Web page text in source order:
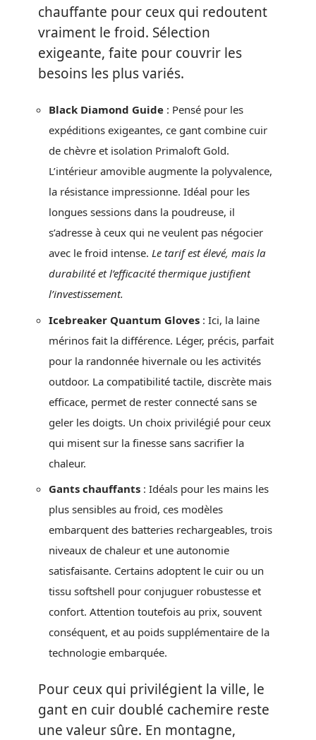
chauffante pour ceux qui redoutent
vraiment le froid. Sélection
exigeante, faite pour couvrir les
besoins les plus variés.
Black Diamond Guide : Pensé pour les
expéditions exigeantes, ce gant combine cuir
de chèvre et isolation Primaloft Gold.
L’intérieur amovible augmente la polyvalence,
la résistance impressionne. Idéal pour les
longues sessions dans la poudreuse, il
s’adresse à ceux qui ne veulent pas négocier
avec le froid intense. Le tarif est élevé, mais la
durabilité et l’efficacité thermique justifient
l’investissement.
Icebreaker Quantum Gloves : Ici, la laine
mérinos fait la différence. Léger, précis, parfait
pour la randonnée hivernale ou les activités
outdoor. La compatibilité tactile, discrète mais
efficace, permet de rester connecté sans se
geler les doigts. Un choix privilégié pour ceux
qui misent sur la finesse sans sacrifier la
chaleur.
Gants chauffants : Idéals pour les mains les
plus sensibles au froid, ces modèles
embarquent des batteries rechargeables, trois
niveaux de chaleur et une autonomie
satisfaisante. Certains adoptent le cuir ou un
tissu softshell pour conjuguer robustesse et
confort. Attention toutefois au prix, souvent
conséquent, et au poids supplémentaire de la
technologie embarquée.
Pour ceux qui privilégient la ville, le
gant en cuir doublé cachemire reste
une valeur sûre. En montagne,